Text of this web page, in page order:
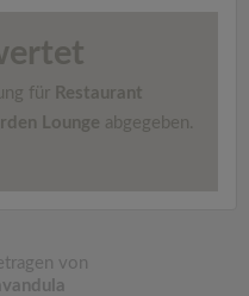
für Restaurant
Lounge abgegeben.
von